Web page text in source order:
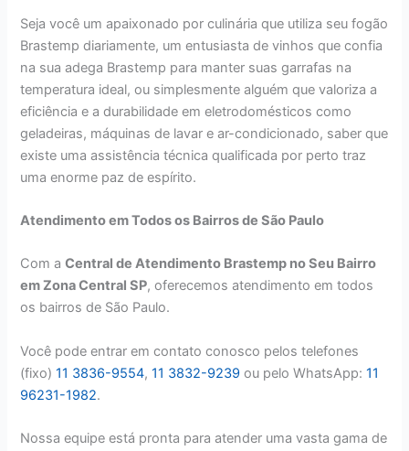
Seja você um apaixonado por culinária que utiliza seu fogão
Brastemp diariamente, um entusiasta de vinhos que confia
na sua adega Brastemp para manter suas garrafas na
temperatura ideal, ou simplesmente alguém que valoriza a
eficiência e a durabilidade em eletrodomésticos como
geladeiras, máquinas de lavar e ar-condicionado, saber que
existe uma assistência técnica qualificada por perto traz
uma enorme paz de espírito.
Atendimento em Todos os Bairros de São Paulo
Com aCentral de Atendimento Brastemp no Seu Bairro
em Zona Central SP, oferecemos atendimento em todos
os bairros de São Paulo.
Você pode entrar em contato conosco pelos telefones
(fixo)11 3836-9554,11 3832-9239 ou pelo WhatsApp:11
96231-1982.
Nossa equipe está pronta para atender uma vasta gama de